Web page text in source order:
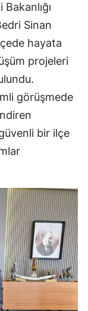
Hatay
Isparta
Mersin
İstanbul
İzmir
Kars
Kayseri
Kırklareli
Kırşehir
Kocaeli
Konya
Sinan
hayata
projeleri
görüşmede
bir ilçe